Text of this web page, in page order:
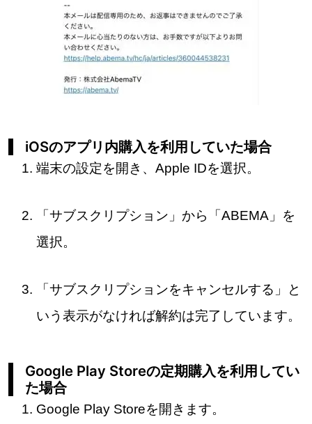
iOSのアプリ内購入を利用していた場合
端末の設定を開き、Apple IDを選択。
「サブスクリプション」から「ABEMA」を
選択。
「サブスクリプションをキャンセルする」と
いう表示がなければ解約は完了しています。
Google Play Storeの定期購入を利用してい
た場合
Google Play Storeを開きます。